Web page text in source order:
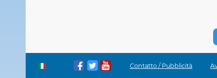
Contatto / Pubblicità